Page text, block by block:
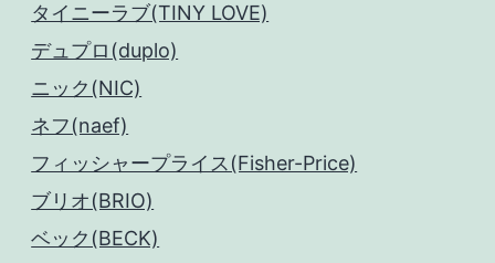
タイニーラブ(TINY LOVE)
デュプロ(duplo)
ニック(NIC)
ネフ(naef)
フィッシャープライス(Fisher-Price)
ブリオ(BRIO)
ベック(BECK)